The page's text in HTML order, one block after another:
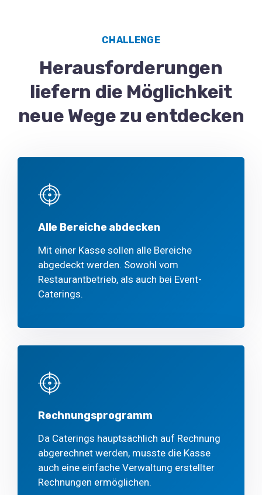
CHALLENGE
Heraus­forderungen
liefern die Möglichkeit
neue Wege zu entdecken
Alle Bereiche abdecken
Mit einer Kasse sollen alle Bereiche
abgedeckt werden. Sowohl vom
Restaurantbetrieb, als auch bei Event-
Caterings.
Rechnungsprogramm
Da Caterings hauptsächlich auf Rechnung
abgerechnet werden, musste die Kasse
auch eine einfache Verwaltung erstellter
Rechnungen ermöglichen.